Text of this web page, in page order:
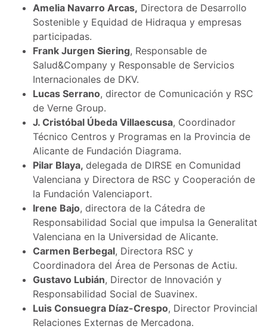
Amelia Navarro Arcas, Directora de Desarrollo
Sostenible y Equidad de Hidraqua y empresas
participadas.
Frank Jurgen Siering, Responsable de
Salud&Company y Responsable de Servicios
Internacionales de DKV.
Lucas Serrano, director de Comunicación y RSC
de Verne Group.
J. Cristóbal Úbeda Villaescusa, Coordinador
Técnico Centros y Programas en la Provincia de
Alicante de Fundación Diagrama.
Pilar Blaya, delegada de DIRSE en Comunidad
Valenciana y Directora de RSC y Cooperación de
la Fundación Valenciaport.
Irene Bajo, directora de la Cátedra de
Responsabilidad Social que impulsa la Generalitat
Valenciana en la Universidad de Alicante.
Carmen Berbegal, Directora RSC y
Coordinadora del Área de Personas de Actiu.
Gustavo Lubián, Director de Innovación y
Responsabilidad Social de Suavinex.
Luis Consuegra Díaz-Crespo, Director Provincial
Relaciones Externas de Mercadona.